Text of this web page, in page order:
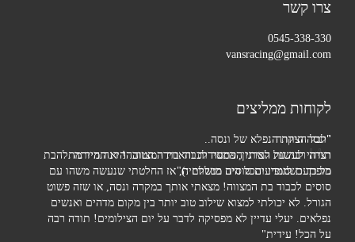
צרו קשר
0545-338-330
vansracing@gmail.com
לקוחות ממליצים
"לכל הצוות הנפלא של ונסה..
רציתי לעשות לביתי הפתעה לכבוד בת המצווה. היא תמיד מתלהבת
כל כך כשמופיעים סוסים בטלוויזיה, אז החלטתי שנעשה משהו עם
סוסים לכבוד בת המצווה! מצאתי אותך במקרה ונסה, או שזה פשוט
הגורל. לא יכולתי למצוא שילוב טוב יותר בין מקום מדהים ואנשים
נפלאים. יעלי עדיין לא מפסיקה לדבר על יום הצילומים! תודה רבה
על הכל! עידית"
"ונסה היקרה
תודה רבה על הארגון, המסירות והאווירה הטובה! דנה הייתה
מופתעת לגמרי והכל היה מושלם :)"